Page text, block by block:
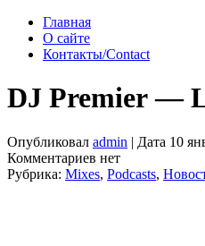
Главная
О сайте
Контакты/Contact
DJ Premier —
Опубликовал admin | Дата 10
Комментариев нет
Рубрика: Mixes, Podcasts,